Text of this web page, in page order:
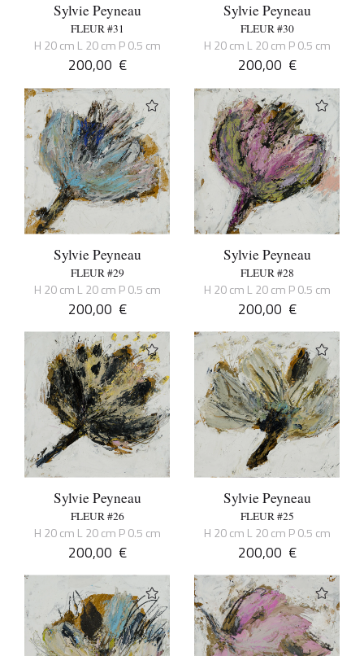
Sylvie Peyneau
FLEUR #31
H 20 cm L 20 cm P 0.5 cm
200,00 €
Sylvie Peyneau
FLEUR #30
H 20 cm L 20 cm P 0.5 cm
200,00 €
Sylvie Peyneau
FLEUR #29
H 20 cm L 20 cm P 0.5 cm
200,00 €
Sylvie Peyneau
FLEUR #28
H 20 cm L 20 cm P 0.5 cm
200,00 €
Sylvie Peyneau
FLEUR #26
H 20 cm L 20 cm P 0.5 cm
200,00 €
Sylvie Peyneau
FLEUR #25
H 20 cm L 20 cm P 0.5 cm
200,00 €